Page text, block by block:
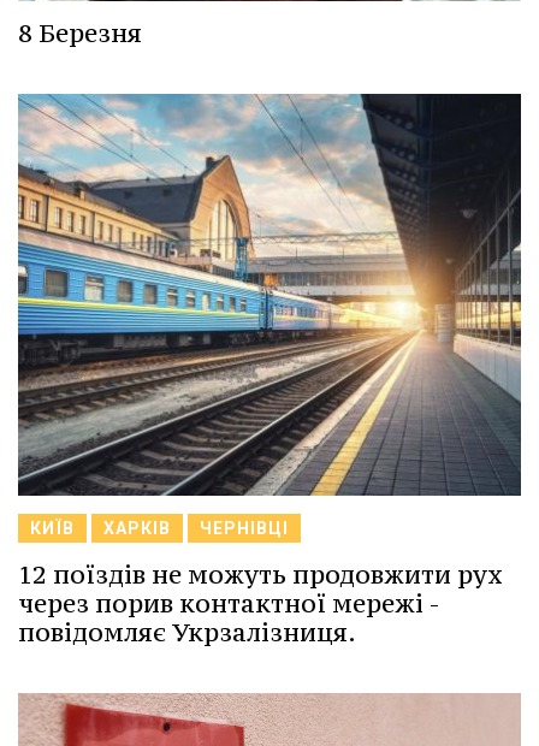
8 Березня
КИЇВ ХАРКІВ ЧЕРНІВЦІ
12 поїздів не можуть продовжити рух
через порив контактної мережі -
повідомляє Укрзалізниця.